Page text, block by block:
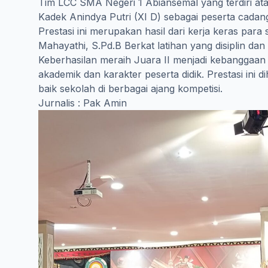
Tim LCC SMA Negeri 1 Abiansemal yang terdiri
Kadek Anindya Putri (XI D) sebagai peserta
Prestasi ini merupakan hasil dari kerja keras
Mahayathi, S.Pd.B Berkat latihan yang disiplin
Keberhasilan meraih Juara II menjadi
akademik dan karakter peserta didik. Prestasi ini
baik sekolah di berbagai ajang kompetisi.
Jurnalis : Pak Amin